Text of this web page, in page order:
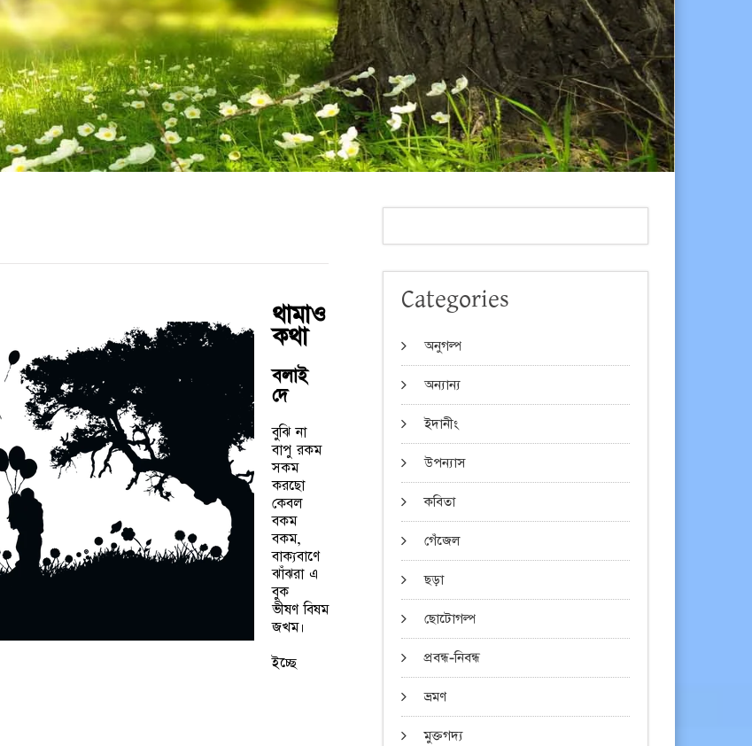
থামাও
কথা
বলাই
দে
বুঝি না
বাপু রকম
সকম
করছো
কেবল
বকম
বকম,
বাক্যবাণে
ঝাঁঝরা এ
বুক
ভীষণ বিষম
জখম।
ইচ্ছে
Categories
অনুগল্প
অন্যান্য
ইদানীং
উপন্যাস
কবিতা
গেঁজেল
ছড়া
ছোটোগল্প
প্রবন্ধ-নিবন্ধ
ভ্রমণ
মুক্তগদ্য